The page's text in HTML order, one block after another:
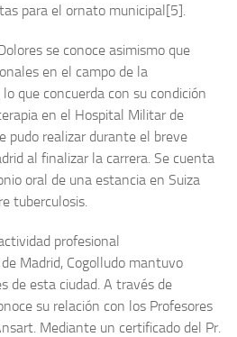
para el ornato municipal[5].
se conoce asimismo que
en el campo de la
que concuerda con su condición
en el Hospital Militar de
pudo realizar durante el breve
al finalizar la carrera. Se cuenta
oral de una estancia en Suiza
tuberculosis.
profesional
Madrid, Cogolludo mantuvo
de esta ciudad. A través de
su relación con los Profesores
Mediante un certificado del Pr.